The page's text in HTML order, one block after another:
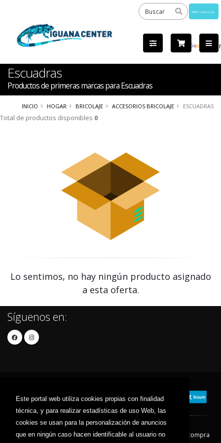
Este portal web utiliza cookies propias con finalidad
técnica, y para realizar estadísticas de uso Web, las
cookies se usan para la personalización de anuncios
que en ningún caso hacen identificable al usuario no
by
Escuadras
Productos de primeras marcas para Escuadras
INICIO HOGAR BRICOLAJE ACCESORIOS BRICOLAJE ESCUADRAS
Total de productos disponibles 0
Lo sentimos, no hay ningún producto asignado
a esta oferta.
Síguenos en:
Contacto Aviso Legal
Condiciones de compra